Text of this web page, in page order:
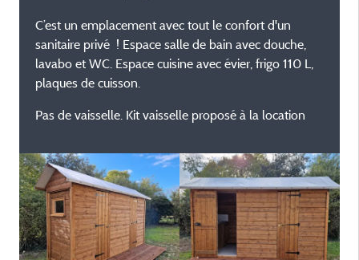
C’est un emplacement avec tout le confort d'un
sanitaire privé ! Espace salle de bain avec douche,
lavabo et WC. Espace cuisine avec évier, frigo 110 L,
plaques de cuisson.
Pas de vaisselle. Kit vaisselle proposé à la location